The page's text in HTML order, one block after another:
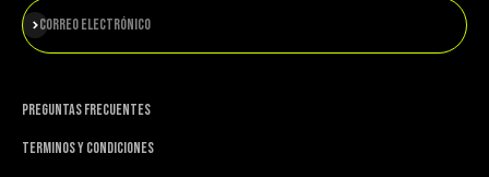
Correo electrónico
Suscribirse
PREGUNTAS FRECUENTES
TERMINOS Y CONDICIONES